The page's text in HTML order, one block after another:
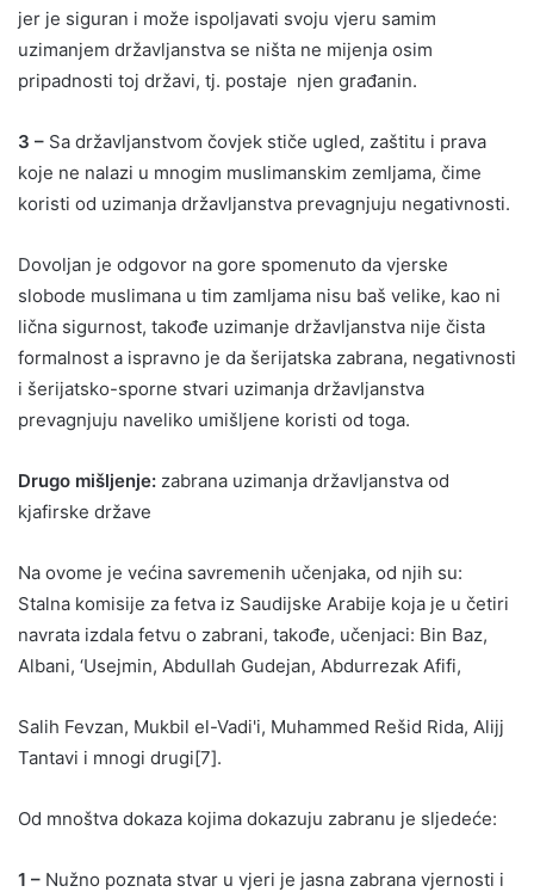
jer je siguran i može ispoljavati svoju vjeru samim
uzimanjem državljanstva se ništa ne mijenja osim
pripadnosti toj državi, tj. postaje njen građanin.
3 – Sa državljanstvom čovjek stiče ugled, zaštitu i prava
koje ne nalazi u mnogim muslimanskim zemljama, čime
koristi od uzimanja državljanstva prevagnjuju negativnosti.
Dovoljan je odgovor na gore spomenuto da vjerske
slobode muslimana u tim zamljama nisu baš velike, kao ni
lična sigurnost, takođe uzimanje državljanstva nije čista
formalnost a ispravno je da šerijatska zabrana, negativnosti
i šerijatsko-sporne stvari uzimanja državljanstva
prevagnjuju naveliko umišljene koristi od toga.
Drugo mišljenje: zabrana uzimanja državljanstva od
kjafirske države
Na ovome je većina savremenih učenjaka, od njih su:
Stalna komisije za fetva iz Saudijske Arabije koja je u četiri
navrata izdala fetvu o zabrani, takođe, učenjaci: Bin Baz,
Albani, ‘Usejmin, Abdullah Gudejan, Abdurrezak Afifi,
Salih Fevzan, Mukbil el-Vadi'i, Muhammed Rešid Rida, Alijj
Tantavi i mnogi drugi[7].
Od mnoštva dokaza kojima dokazuju zabranu je sljedeće:
1 – Nužno poznata stvar u vjeri je jasna zabrana vjernosti i